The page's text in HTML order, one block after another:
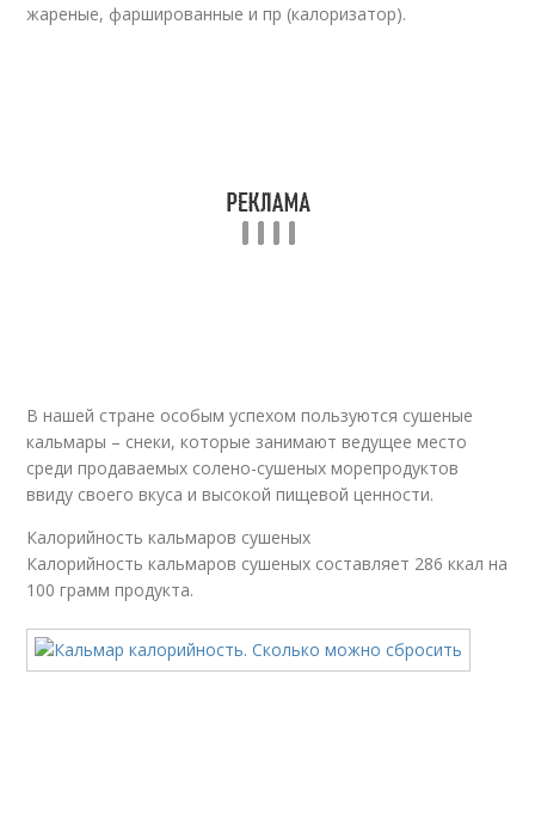
жареные, фаршированные и пр (калоризатор).
В нашей стране особым успехом пользуются сушеные
кальмары – снеки, которые занимают ведущее место
среди продаваемых солено-сушеных морепродуктов
ввиду своего вкуса и высокой пищевой ценности.
Калорийность кальмаров сушеных
Калорийность кальмаров сушеных составляет 286 ккал на
100 грамм продукта.